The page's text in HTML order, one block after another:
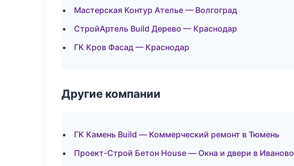
Мастерская Контур Ателье — Волгоград
СтройАртель Build Дерево — Краснодар
ГК Кров Фасад — Краснодар
Другие компании
ГК Камень Build — Коммерческий ремонт в Тюмень
Проект-Строй Бетон House — Окна и двери в Иваново